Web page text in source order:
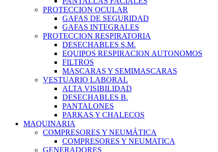
PROTECCION OCULAR
GAFAS DE SEGURIDAD
GAFAS INTEGRALES
PROTECCION RESPIRATORIA
DESECHABLES S.M.
EQUIPOS RESPIRACION AUTONOMOS
FILTROS
MASCARAS Y SEMIMASCARAS
VESTUARIO LABORAL
ALTA VISIBILIDAD
DESECHABLES B.
PANTALONES
PARKAS Y CHALECOS
MAQUINARIA
COMPRESORES Y NEUMÁTICA
COMPRESORES Y NEUMATICA
GENERADORES